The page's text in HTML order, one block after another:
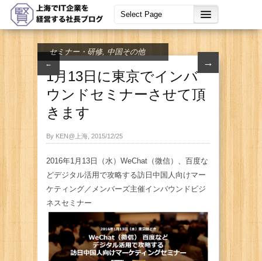
← →
セミナー・研修, 中国その他
1月13日に東京でインバ
ウンドセミナーさせて頂
きます
By KEN@上海, 2015/12/25
2016年1月13日（水）WeChat（微信）、百度な
どデジタル活用で攻略する訪日中国人向けマー
ケティング／メンバーズ主催インバウンドビジ
ネスセミナー